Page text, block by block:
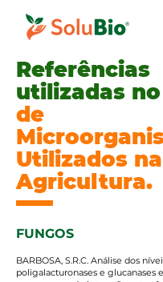
Referências
utilizadas no
de
Utilizados na
Agricultura.
FUNGOS
BARBOSA, S.R.C. Análise dos
poligalacturonases e glucanases